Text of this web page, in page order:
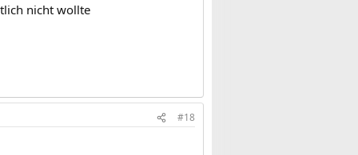
nicht wollte
#18